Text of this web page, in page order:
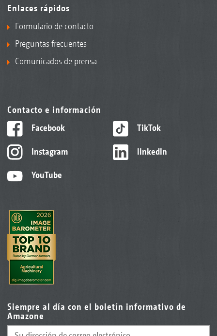
Enlaces rápidos
Formulario de contacto
Preguntas frecuentes
Comunicados de prensa
Contacto e información
Facebook
Instagram
YouTube
TikTok
linkedIn
Siempre al día con el boletín informativo de
Amazone